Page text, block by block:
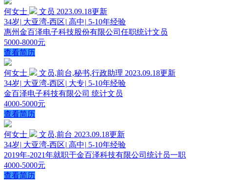
何女士 文员 2023.09.18更新
34岁| 大亚湾-西区| 高中 | 5-10年经验
惠州金百泽电子科技股份有限公司任职统计文员
5000-8000元
查看简历
何女士 文员,前台,秘书,行政助理 2023.09.18更新
34岁| 大亚湾-西区| 大专| 5-10年经验
金百泽电子科技有限公司 统计文员
4000-5000元
查看简历
何女士 文员,前台 2023.09.18更新
34岁| 大亚湾-西区| 高中 | 5-10年经验
2019年-2021年就职于金百泽科技有限公司统计员一职
4000-5000元
查看简历